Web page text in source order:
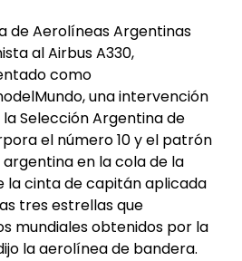
de Aerolíneas Argentinas
al Airbus A330,
como
una intervención
Selección Argentina de
el número 10 y el patrón
en la cola de la
la cinta de capitán aplicada
tres estrellas que
mundiales obtenidos por la
la aerolínea de bandera.